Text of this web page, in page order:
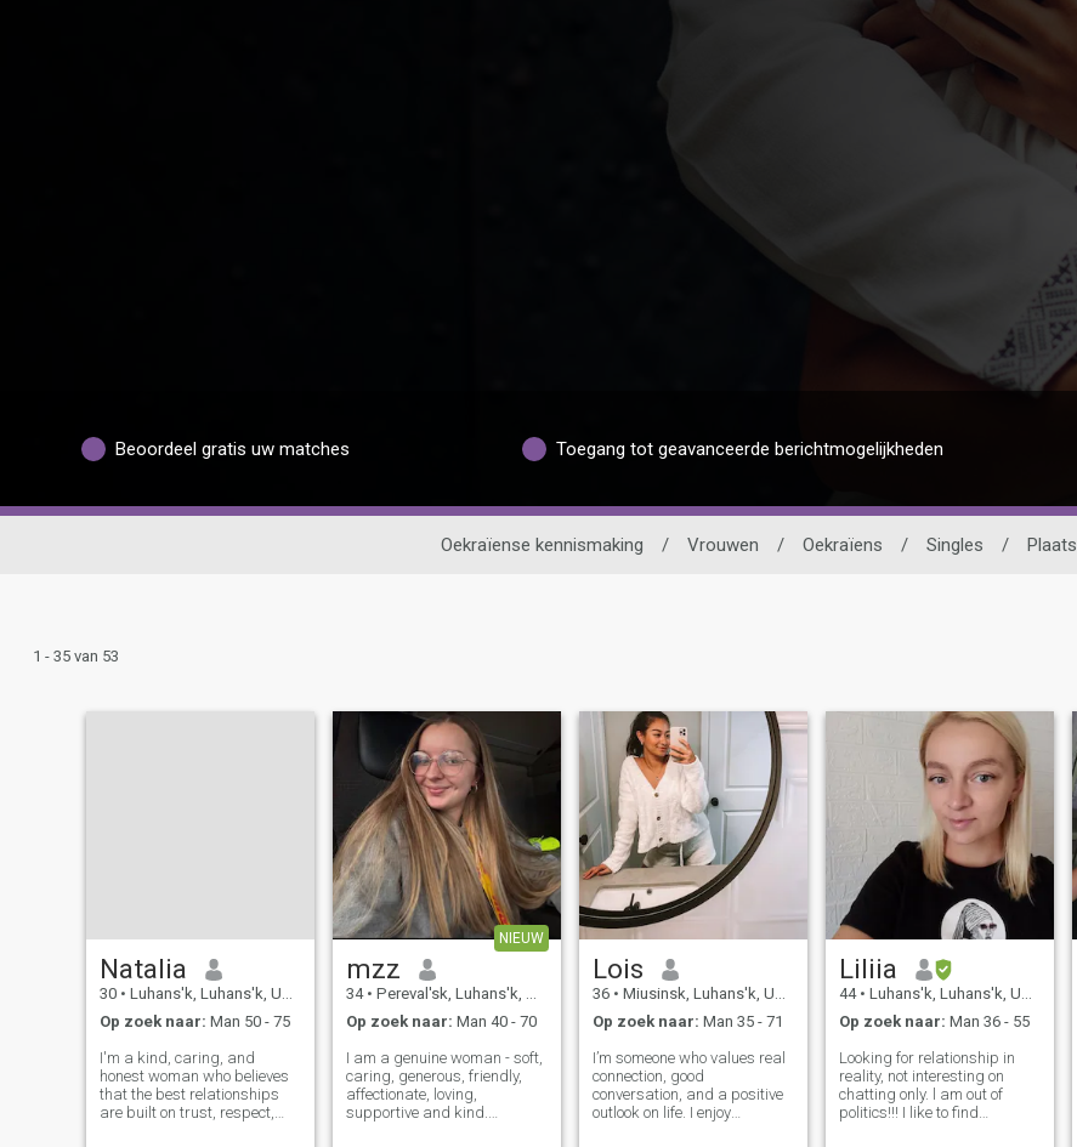
Beoordeel gratis uw matches Toegang tot geavanceerde berichtmogelijkheden
Oekraïense kennismaking / Vrouwen / Oekraïens / Singles / Plaats
1 - 35 van 53
Natalia
30 • Luhans'k, Luhans'k, Ukraïne
Op zoek naar: Man 50 - 75
I'm a kind, caring, and
honest woman who believes
that the best relationships
are built on trust, respect,
NIEUW
mzz
34 • Pereval'sk, Luhans'k, Ukraïne
Op zoek naar: Man 40 - 70
I am a genuine woman - soft,
caring, generous, friendly,
affectionate, loving,
supportive and kind.
Lois
36 • Miusinsk, Luhans'k, Ukraïne
Op zoek naar: Man 35 - 71
I’m someone who values real
connection, good
conversation, and a positive
outlook on life. I enjoy
Liliia
44 • Luhans'k, Luhans'k, Ukraïne
Op zoek naar: Man 36 - 55
Looking for relationship in
reality, not interesting on
chatting only. l am out of
politics!!! I like to find